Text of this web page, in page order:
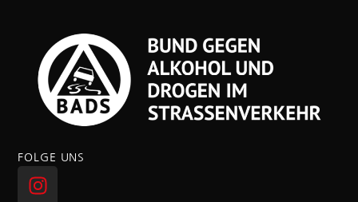
FOLGE UNS